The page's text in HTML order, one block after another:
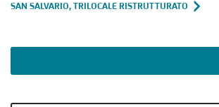
SAN SALVARIO, TRILOCALE RISTRUTTURATO